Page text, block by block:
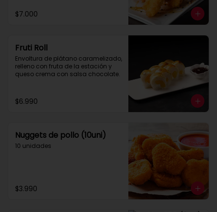
$7.000
Fruti Roll
Envoltura de plátano caramelizado,
relleno con fruta de la estación y
queso crema con salsa chocolate.
$6.990
Nuggets de pollo (10uni)
10 unidades
$3.990